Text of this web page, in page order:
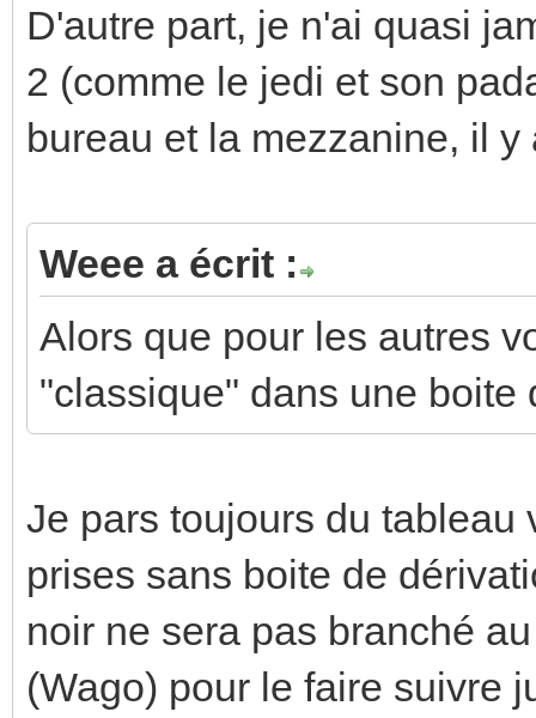
D'autre part, je n'ai quasi
2 (comme le jedi et son
bureau et la mezzanine, il
Weee a écrit :
Alors que pour les autres
"classique" dans une boite
Je pars toujours du
prises sans boite de
noir ne sera pas branché
(Wago) pour le faire suivre